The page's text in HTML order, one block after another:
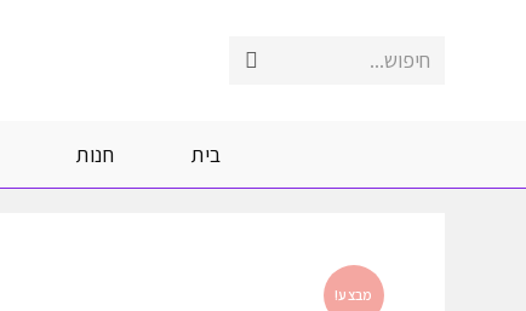
חיפוש... Submit
בית חנות
מבצע!